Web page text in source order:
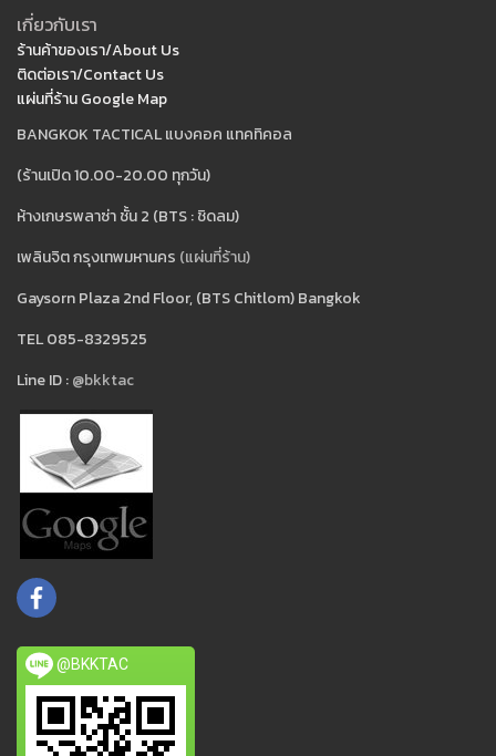
เกี่ยวกับเรา
ร้านค้าของเรา/About Us
ติดต่อเรา/Contact Us
แผ่นที่ร้าน Google Map
BANGKOK TACTICAL แบงคอค แทคทิคอล
(ร้านเปิด 10.00-20.00 ทุกวัน)
ห้างเกษรพลาซ่า ชั้น 2 (BTS : ชิดลม)
เพลินจิต กรุงเทพมหานคร (แผ่นที่ร้าน)
Gaysorn Plaza 2nd Floor, (BTS Chitlom) Bangkok
TEL 085-8329525
Line ID :@bkktac
@BKKTAC